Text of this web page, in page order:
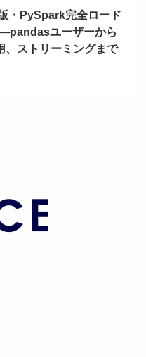
・PySpark完全ロード
ユーザーから
、ストリーミングまで